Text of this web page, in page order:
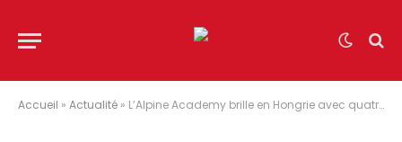
Accueil » Actualité » L’Alpine Academy brille en Hongrie avec quatre podiums